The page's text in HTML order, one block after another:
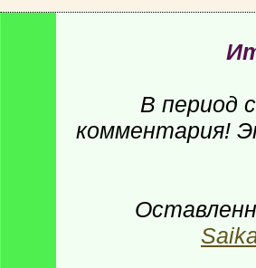
В период
комментария!